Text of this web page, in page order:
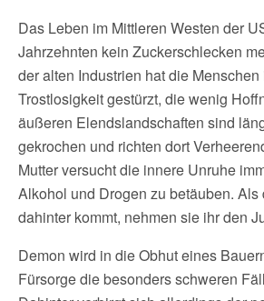
Das Leben im Mittleren Westen der
Jahrzehnten kein Zuckerschlecken
der alten Industrien hat die
Trostlosigkeit gestürzt, die wenig
äußeren Elendslandschaften sind
gekrochen und richten dort
Mutter versucht die innere Unruhe
Alkohol und Drogen zu betäuben. Als
dahinter kommt, nehmen sie ihr den
Demon wird in die Obhut eines
Fürsorge die besonders schweren